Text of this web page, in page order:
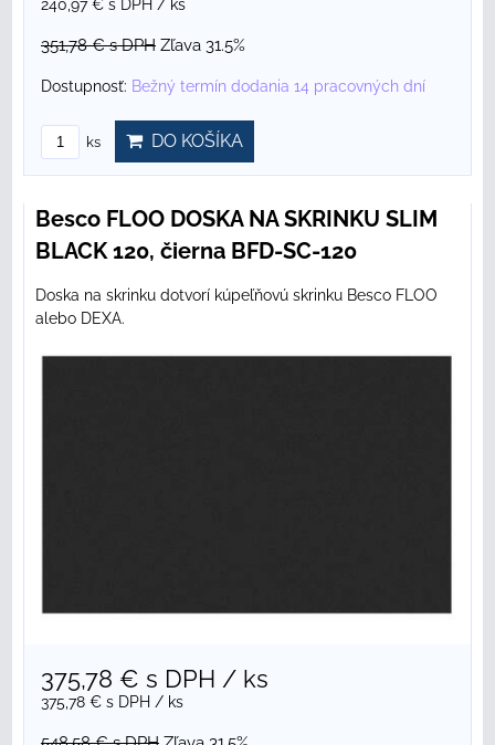
240,97 € s DPH / ks
351,78 €s DPH Zľava 31.5%
Dostupnosť: Bežný termín dodania 14 pracovných dní
ks DO KOŠÍKA
Besco FLOO DOSKA NA SKRINKU SLIM
BLACK 120, čierna BFD-SC-120
Doska na skrinku dotvorí kúpeľňovú skrinku Besco FLOO
alebo DEXA.
375,78 € s DPH / ks
375,78 € s DPH / ks